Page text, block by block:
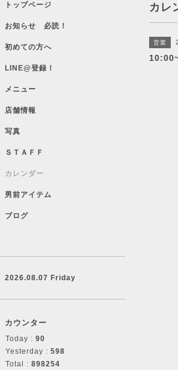
カレ
営業
トップページ
お知らせ 必読！
初めての方へ
LINE@登録！
メニュー
店舗情報
写真
ＳＴＡＦＦ
カレンダー
男前アイテム
ブログ
2026.08.07 Friday
カウンター
Today : 90
Yesterday : 598
Total : 898254